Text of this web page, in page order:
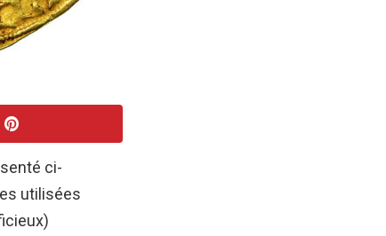
ci-
utilisées